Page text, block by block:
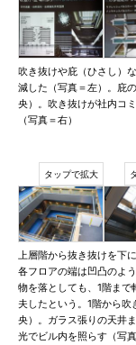
吹き抜けや庇（ひさし）
減した（写真＝左）。庇
央）。吹き抜けが社内コ
（写真＝右）
上層階から抜き抜けを下
各フロアの端は凹凸のよ
物を落としても、1階ま
夫したという。1階から
央）。ガラス張りの天井
光でビル内を照らす（写真